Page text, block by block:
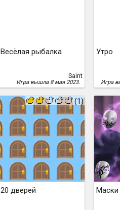
Весёлая рыбалка
Saint
Игра вышла 8 мая 2023.
Утро
Игра
(1)
20 дверей Маски